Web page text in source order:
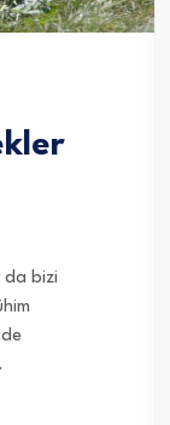
da bizi